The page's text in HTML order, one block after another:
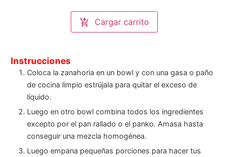
Cargar carrito
Instrucciones
Coloca la zanahoria en un bowl y con una gasa o paño
de cocina limpio estrújala para quitar el exceso de
líquido.
Luego en otro bowl combina todos los ingredientes
excepto por el pan rallado o el panko. Amasa hasta
conseguir una mezcla homogénea.
Luego empana pequeñas porciones para hacer tus